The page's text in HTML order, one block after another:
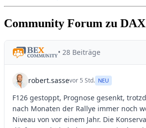
Community Forum zu DAX